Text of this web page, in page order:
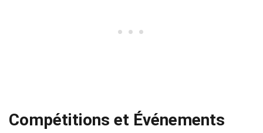
Compétitions et Événements